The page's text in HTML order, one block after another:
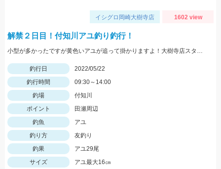
イシグロ岡崎大樹寺店 1602 view
解禁２日目！付知川アユ釣り釣行！
小型が多かったですが黄色いアユが追って掛かりますよ！大樹寺店スタッフ岩崎釣行
釣行日
2022/05/22
釣行時間
09:30～14:00
釣場
付知川
ポイント
田瀬周辺
釣魚
アユ
釣り方
友釣り
釣果
アユ29尾
サイズ
アユ最大16㎝